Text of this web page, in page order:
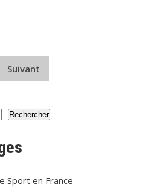
Suivant
Rechercher
Sport en France